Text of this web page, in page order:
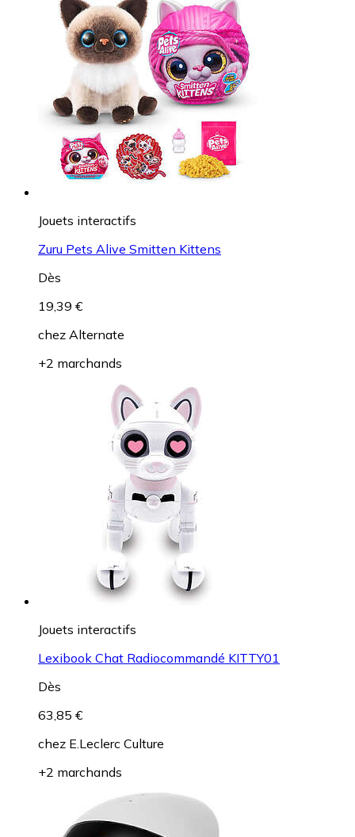
Jouets interactifs
Zuru Pets Alive Smitten Kittens
Dès
19,39 €
chez Alternate
+2 marchands
Jouets interactifs
Lexibook Chat Radiocommandé KITTY01
Dès
63,85 €
chez E.Leclerc Culture
+2 marchands